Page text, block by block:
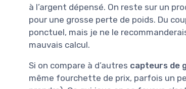
à l’argent dépensé. On reste sur un
pour une grosse perte de poids. Du
ponctuel, mais je ne le
mauvais calcul.
Si on compare à d’autres capteurs de
même fourchette de prix, parfois un